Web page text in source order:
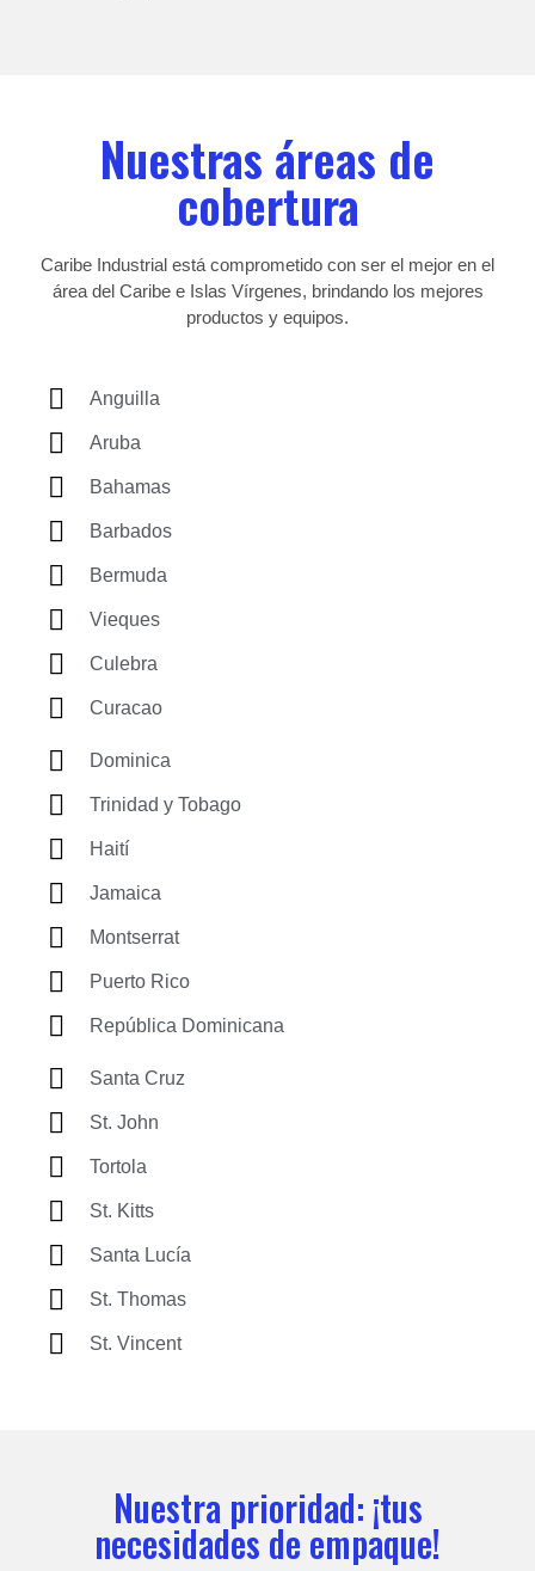
Nuestras áreas de
cobertura
Caribe Industrial está comprometido con ser el mejor en el
área del Caribe e Islas Vírgenes, brindando los mejores
productos y equipos.
Anguilla
Aruba
Bahamas
Barbados
Bermuda
Vieques
Culebra
Curacao
Dominica
Trinidad y Tobago
Haití
Jamaica
Montserrat
Puerto Rico
República Dominicana
Santa Cruz
St. John
Tortola
St. Kitts
Santa Lucía
St. Thomas
St. Vincent
Nuestra prioridad: ¡tus
necesidades de empaque!